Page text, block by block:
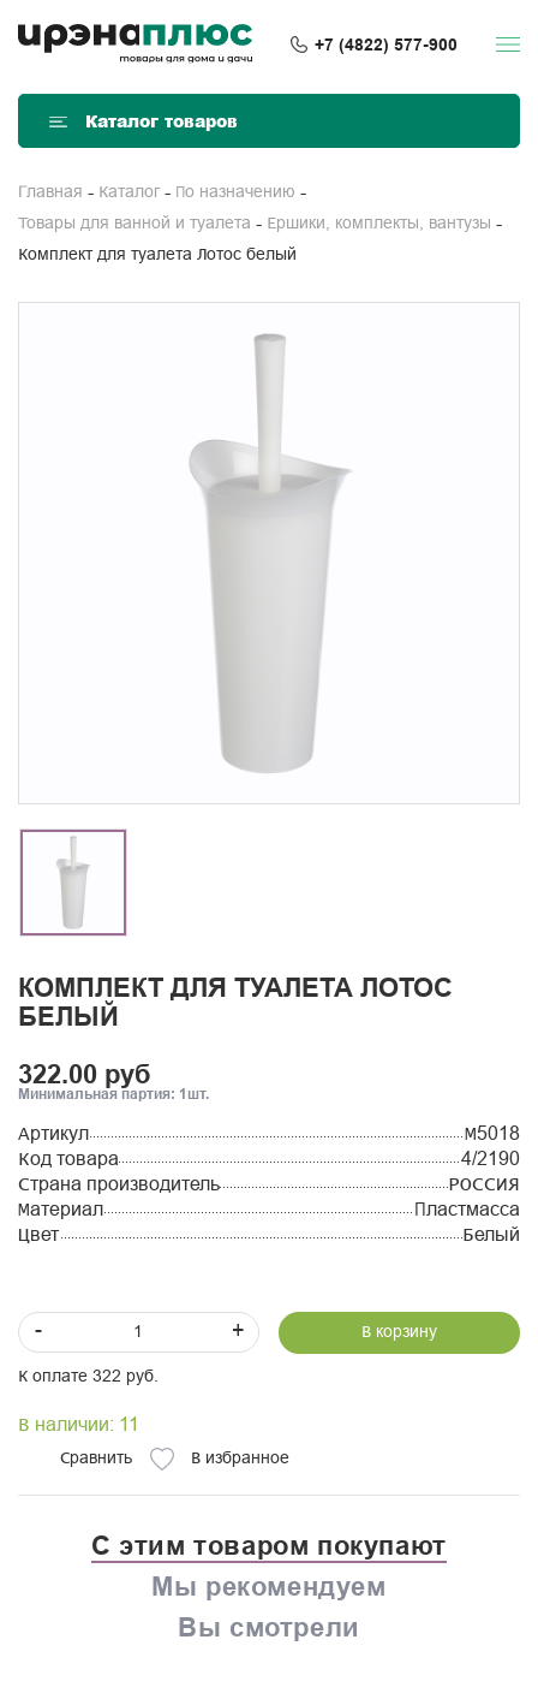
+7 (4822) 577-900
Каталог товаров
Главная Каталог По назначению
Товары для ванной и туалета
Ершики, комплекты, вантузы
Комплект для туалета Лотос белый
КОМПЛЕКТ ДЛЯ ТУАЛЕТА ЛОТОС
БЕЛЫЙ
322.00 руб
Минимальная партия: 1шт.
Артикул
М5018
Код товара
4/2190
Страна производитель
РОССИЯ
Материал
Пластмасса
Цвет
Белый
- + В корзину
К оплате 322 руб.
В наличии: 11
Сравнить В избранное
С этим товаром покупают
Мы рекомендуем
Вы смотрели